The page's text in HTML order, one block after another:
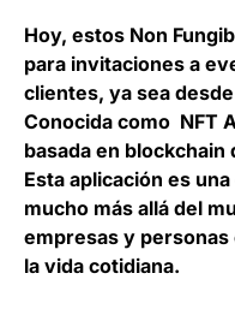
Hoy, estos Non
para invitaciones a
clientes, ya sea
Conocida como NFT
basada en blockchain
Esta aplicación es
mucho más allá del
empresas y
la vida cotidiana.